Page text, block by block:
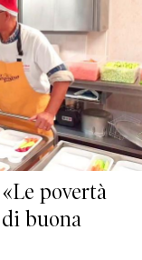
povertà
buona